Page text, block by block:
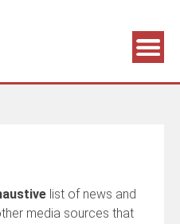
and gaming culture
list of news and
media sources that